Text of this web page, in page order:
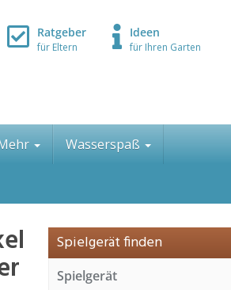
Ratgeber
für Eltern
Ideen
für Ihren Garten
Wasserspaß
Spielgerät finden
Spielgerät